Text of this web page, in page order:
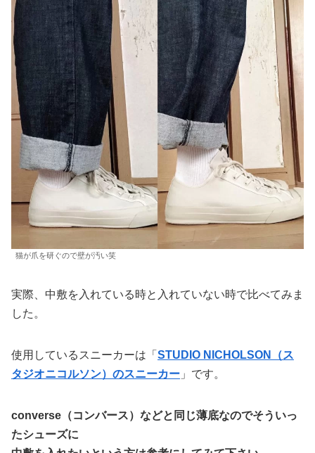
猫が爪を研ぐので壁が汚い笑
実際、中敷を入れている時と入れていない時で比べてみま
した。
使用しているスニーカーは「 STUDIO NICHOLSON（ス
タジオニコルソン）のスニーカー 」です。
converse（コンバース）などと同じ薄底なのでそういっ
たシューズに